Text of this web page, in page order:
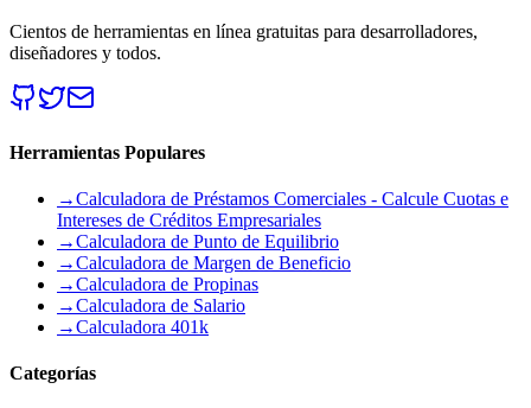
Cientos de herramientas en línea gratuitas para desarrolladores,
diseñadores y todos.
Herramientas Populares
→Calculadora de Préstamos Comerciales - Calcule Cuotas e
Intereses de Créditos Empresariales
→Calculadora de Punto de Equilibrio
→Calculadora de Margen de Beneficio
→Calculadora de Propinas
→Calculadora de Salario
→Calculadora 401k
Categorías